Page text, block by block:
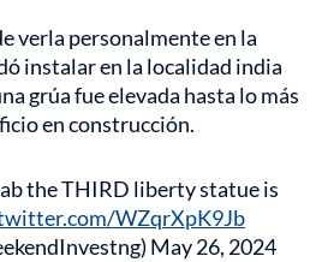
verla personalmente en la
instalar en la localidad india
grúa fue elevada hasta lo más
en construcción.
the THIRD liberty statue is
WZqrXpK9Jb
May 26, 2024